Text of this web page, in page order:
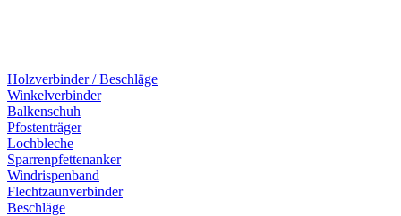
Holzverbinder / Beschläge
Winkelverbinder
Balkenschuh
Pfostenträger
Lochbleche
Sparrenpfettenanker
Windrispenband
Flechtzaunverbinder
Beschläge